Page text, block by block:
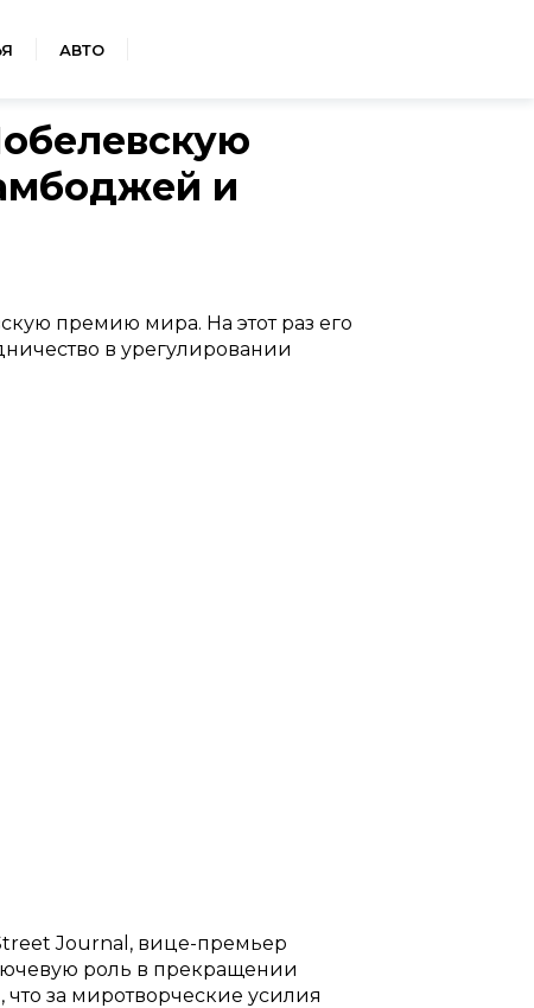
АВТО
и
премию мира. На этот раз его
в урегулировании
Journal, вице-премьер
роль в прекращении
за миротворческие усилия